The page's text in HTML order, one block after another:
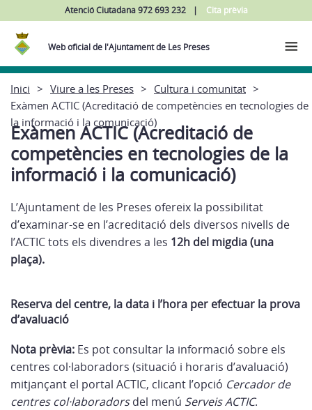
Atenció Ciutadana 972 693 232 Cita prèvia
Web oficial de l'Ajuntament de Les Preses
Inici Viure a les Preses
Cultura i comunitat
Exàmen ACTIC (Acreditació de competències en tecnologies de
la informació i la comunicació)
Exàmen ACTIC (Acreditació de
competències en tecnologies de la
informació i la comunicació)
L’Ajuntament de les Preses ofereix la possibilitat
d’examinar-se en l’acreditació dels diversos nivells de
l’ACTIC tots els divendres a les 12h del migdia (una
plaça).
Reserva del centre, la data i l’hora per efectuar la prova
d’avaluació
Nota prèvia: Es pot consultar la informació sobre els
centres col·laboradors (situació i horaris d’avaluació)
mitjançant el portal ACTIC, clicant l’opció Cercador de
centres col·laboradorsdel menú Serveis ACTIC.